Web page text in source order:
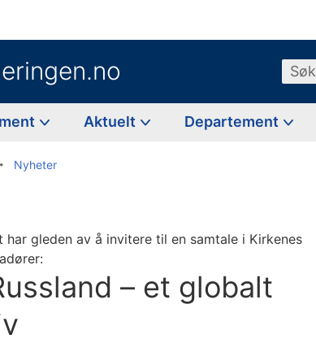
Søk
Aktuelt Departement
Nyheter
har gleden av å invitere til en samtale i Kirkenes
– et globalt